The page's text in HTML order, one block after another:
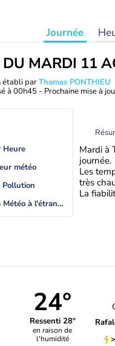
Journée
DU MARDI 11
établi parThomas PONTHIEU
à 00h45 - Prochaine mise à
Heure
météo
Pollution
Actualités Météo à l'étranger
Mardi à
journée.
Les
très
La
24°
Ressenti 28°
en raison de
l'humidité